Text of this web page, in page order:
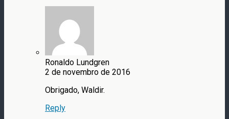
Ronaldo Lundgren
2 de novembro de 2016
Obrigado, Waldir.
Reply